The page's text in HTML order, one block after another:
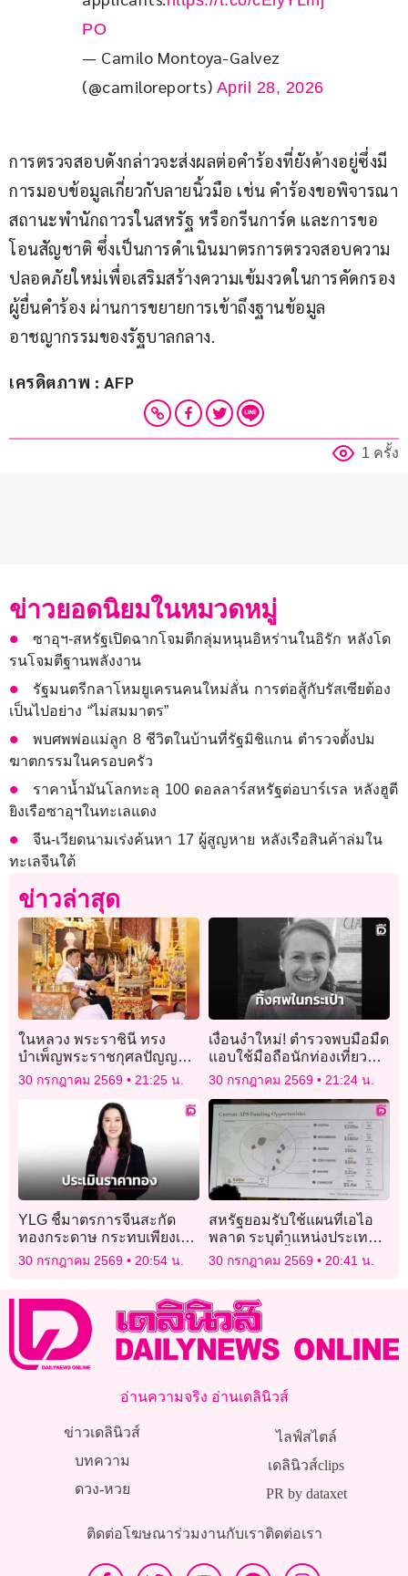
PO
— Camilo Montoya-Galvez
(@camiloreports) April 28, 2026
การตรวจสอบดังกล่าวจะส่งผลต่อคำร้องที่ยังค้างอยู่ซึ่งมี
การมอบข้อมูลเกี่ยวกับลายนิ้วมือ เช่น คำร้องขอพิจารณา
สถานะพำนักถาวรในสหรัฐ หรือกรีนการ์ด และการขอ
โอนสัญชาติ ซึ่งเป็นการดำเนินมาตรการตรวจสอบความ
ปลอดภัยใหม่เพื่อเสริมสร้างความเข้มงวดในการคัดกรอง
ผู้ยื่นคำร้อง ผ่านการขยายการเข้าถึงฐานข้อมูล
อาชญากรรมของรัฐบาลกลาง.
เครดิตภาพ : AFP
1 ครั้ง
ข่าวยอดนิยมในหมวดหมู่
ซาอุฯ-สหรัฐเปิดฉากโจมตีกลุ่มหนุนอิหร่านในอิรัก หลังโด
รนโจมตีฐานพลังงาน
รัฐมนตรีกลาโหมยูเครนคนใหม่ลั่น การต่อสู้กับรัสเซียต้อง
เป็นไปอย่าง “ไม่สมมาตร”
พบศพพ่อแม่ลูก 8 ชีวิตในบ้านที่รัฐมิชิแกน ตำรวจตั้งปม
ฆาตกรรมในครอบครัว
ราคาน้ำมันโลกทะลุ 100 ดอลลาร์สหรัฐต่อบาร์เรล หลังฮูตี
ยิงเรือซาอุฯในทะเลแดง
จีน-เวียดนามเร่งค้นหา 17 ผู้สูญหาย หลังเรือสินค้าล่มใน
ทะเลจีนใต้
ข่าวล่าสุด
ในหลวง พระราชินี ทรง
บำเพ็ญพระราชกุศลปัญญา
สมวาร (50 วัน) พระราชทาน
พระศพ เจ้าฟ้าพัชรกิติยาภาฯ
30 กรกฎาคม 2569 21:25 น.
เงื่อนงำใหม่! ตำรวจพบมือมืด
แอบใช้มือถือนักท่องเที่ยว
สาว หลังถูกฆ่าหมกกระเป๋า
เดินทาง
30 กรกฎาคม 2569 21:24 น.
YLG ชี้มาตรการจีนสะกัด
ทองกระดาษ กระทบเพียงเล็ก
น้อย
30 กรกฎาคม 2569 20:54 น.
สหรัฐยอมรับใช้แผนที่เอไอ
พลาด ระบุตำแหน่งประเทศ
แอฟริกาผิดทั้งทวีป
30 กรกฎาคม 2569 20:41 น.
อ่านความจริง อ่านเดลินิวส์
ข่าวเดลินิวส์
บทความ
ดวง-หวย
ไลฟ์สไตล์
เดลินิวส์clips
PR by dataxet
ติดต่อโฆษณาร่วมงานกับเราติดต่อเรา